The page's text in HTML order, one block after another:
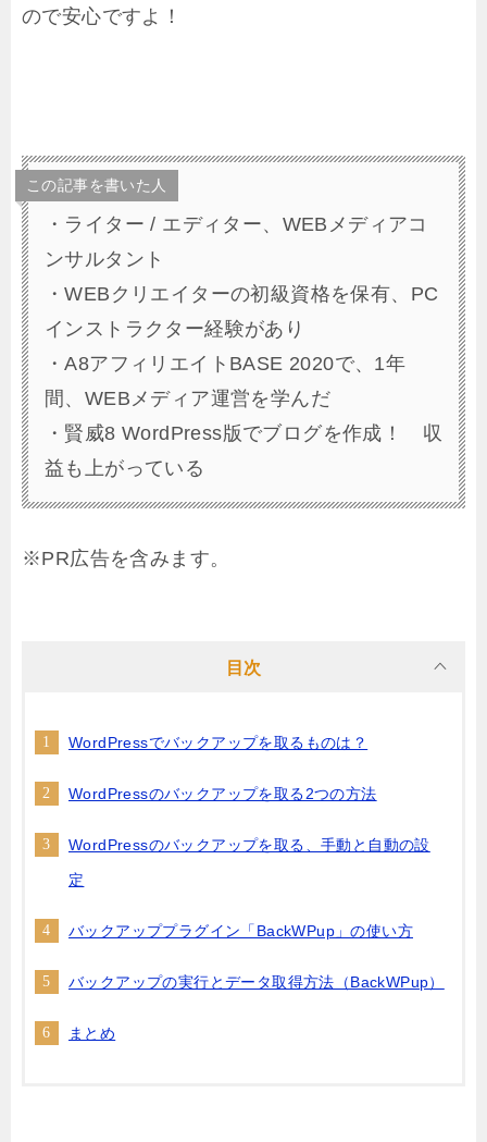
ので安心ですよ！
この記事を書いた人
・ライター / エディター、WEBメディアコ
ンサルタント
・WEBクリエイターの初級資格を保有、PC
インストラクター経験があり
・A8アフィリエイトBASE 2020で、1年
間、WEBメディア運営を学んだ
・賢威8 WordPress版でブログを作成！ 収
益も上がっている
※PR広告を含みます。
目次
WordPressでバックアップを取るものは？
WordPressのバックアップを取る2つの方法
WordPressのバックアップを取る、手動と自動の設
定
バックアッププラグイン「BackWPup」の使い方
バックアップの実行とデータ取得方法（BackWPup）
まとめ